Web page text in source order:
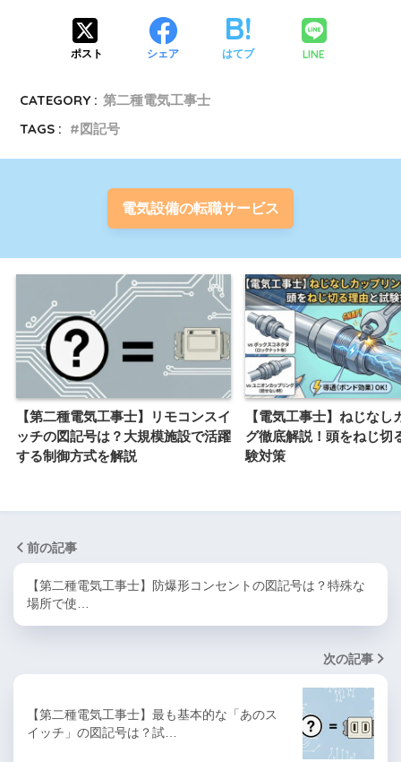
ポスト シェア はてブ LINE
CATEGORY : 第二種電気工事士
TAGS :
図記号
電気設備の転職サービス
【第二種電気工事士】リモコンスイ
ッチの図記号は？大規模施設で活躍
する制御方式を解説
【電気工事士】ねじなし
グ徹底解説！頭をねじ切
験対策
前の記事
【第二種電気工事士】防爆形コンセントの図記号は？特殊な
場所で使…
次の記事
【第二種電気工事士】最も基本的な「あのス
イッチ」の図記号は？試…